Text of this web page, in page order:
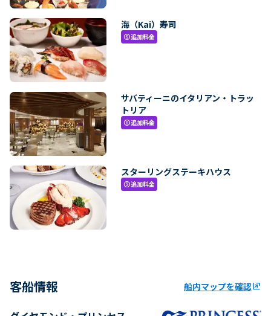
海（Kai）寿司
paid追加料金
サバティーニのイタリアン・トラッ
トリア
paid追加料金
スターリングステーキハウス
paid追加料金
客船情報 船内マップを確認ungroup